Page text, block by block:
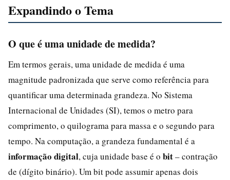
Expandindo o Tema
O que é uma unidade de medida?
Em termos gerais, uma unidade de medida é uma
magnitude padronizada que serve como referência para
quantificar uma determinada grandeza. No Sistema
Internacional de Unidades (SI), temos o metro para
comprimento, o quilograma para massa e o segundo para
tempo. Na computação, a grandeza fundamental é a
informação digital, cuja unidade base é o bit– contração
de (dígito binário). Um bit pode assumir apenas dois